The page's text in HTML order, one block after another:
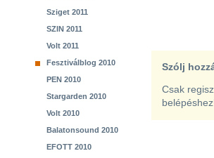
Sziget 2011
SZIN 2011
Volt 2011
Fesztiválblog 2010
PEN 2010
Stargarden 2010
Volt 2010
Balatonsound 2010
EFOTT 2010
Szólj
Csak